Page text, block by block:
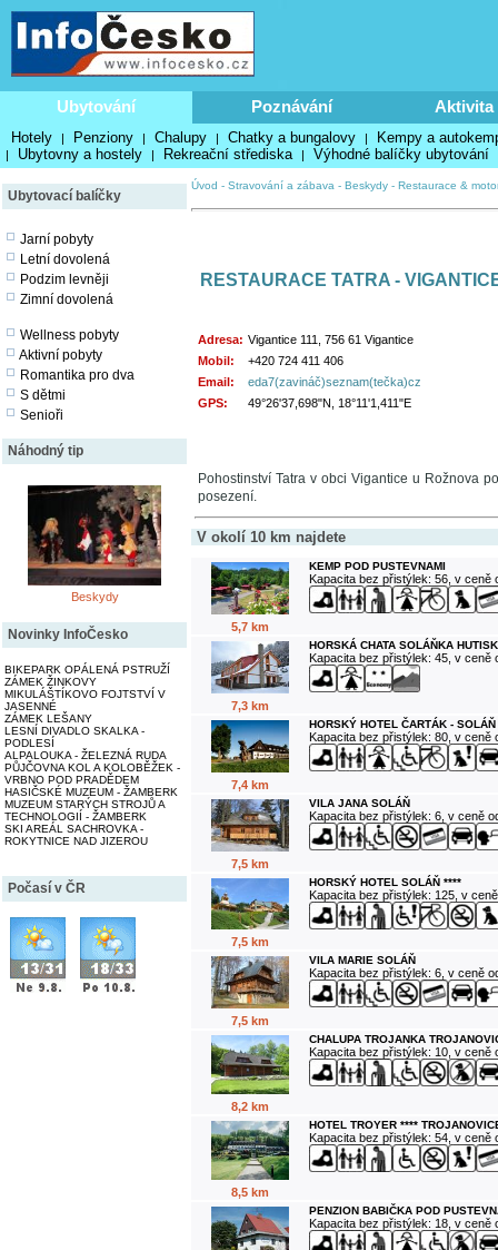
Ubytování Poznávání Aktivita
Hotely | Penziony | Chalupy | Chatky a bungalovy | Kempy a
| Ubytovny a hostely | Rekreační střediska | Výhodné balíčky ubytování
Ubytovací balíčky
Jarní pobyty
Letní dovolená
Podzim levněji
Zimní dovolená
Wellness pobyty
Aktivní pobyty
Romantika pro dva
S dětmi
Senioři
Náhodný tip
Beskydy
Novinky InfoČesko
BIKEPARK OPÁLENÁ PSTRUŽÍ
ZÁMEK ŽINKOVY
MIKULÁŠTÍKOVO FOJTSTVÍ V
JASENNÉ
ZÁMEK LEŠANY
LESNÍ DIVADLO SKALKA -
PODLESÍ
ALPALOUKA - ŽELEZNÁ RUDA
PŮJČOVNA KOL A KOLOBĚŽEK -
VRBNO POD PRADĚDEM
HASIČSKÉ MUZEUM - ŽAMBERK
MUZEUM STARÝCH STROJŮ A
TECHNOLOGIÍ - ŽAMBERK
SKI AREÁL SACHROVKA -
ROKYTNICE NAD JIZEROU
Počasí v ČR
Úvod - Stravování a zábava - Beskydy - Restaurace &
RESTAURACE TATRA -
Adresa: Vigantice 111, 756 61 Vigantice
Mobil:
+420 724 411 406
Email:
eda7(zavináč)seznam(tečka)cz
GPS:
49°26'37,698"N, 18°11'1,411"E
Pohostinství Tatra v obci Vigantice u Rožnova
posezení.
V okolí 10 km najdete
5,7 km
KEMP POD PUSTEVNAMI
Kapacita bez přistýlek: 56, v ceně
7,3 km
HORSKÁ CHATA SOLÁŇKA
Kapacita bez přistýlek: 45, v ceně
7,4 km
HORSKÝ HOTEL ČARTÁK - SOLÁŇ
Kapacita bez přistýlek: 80, v ceně
7,5 km
VILA JANA SOLÁŇ
Kapacita bez přistýlek: 6, v ceně
7,5 km
HORSKÝ HOTEL SOLÁŇ ****
Kapacita bez přistýlek: 125, v
7,5 km
VILA MARIE SOLÁŇ
Kapacita bez přistýlek: 6, v ceně
8,2 km
CHALUPA TROJANKA
Kapacita bez přistýlek: 10, v ceně
8,5 km
HOTEL TROYER ****
Kapacita bez přistýlek: 54, v ceně
PENZION BABIČKA POD
Kapacita bez přistýlek: 18, v ceně